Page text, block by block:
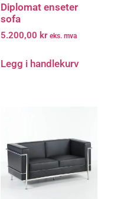
Diplomat enseter
sofa
5.200,00 kr eks. mva
Legg i handlekurv